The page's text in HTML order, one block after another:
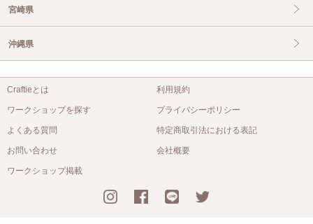
宮崎県
沖縄県
Craftieとは
ワークショップを探す
よくある質問
お問い合わせ
ワークショップ掲載
利用規約
プライバシーポリシー
特定商取引法における表記
会社概要